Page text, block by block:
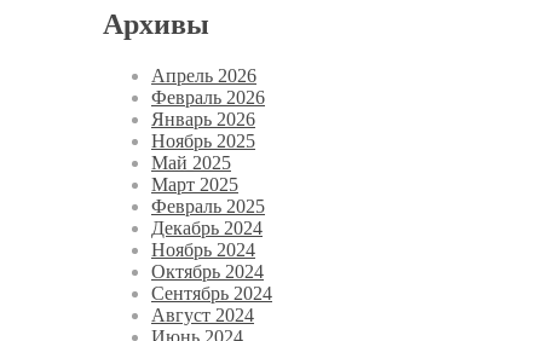
Архивы
Апрель 2026
Февраль 2026
Январь 2026
Ноябрь 2025
Май 2025
Март 2025
Февраль 2025
Декабрь 2024
Ноябрь 2024
Октябрь 2024
Сентябрь 2024
Август 2024